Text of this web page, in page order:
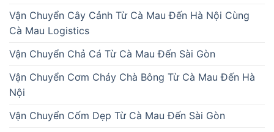
Vận Chuyển Cây Cảnh Từ Cà Mau Đến Hà Nội Cùng
Cà Mau Logistics
Vận Chuyển Chả Cá Từ Cà Mau Đến Sài Gòn
Vận Chuyển Cơm Cháy Chà Bông Từ Cà Mau Đến Hà
Nội
Vận Chuyển Cốm Dẹp Từ Cà Mau Đến Sài Gòn